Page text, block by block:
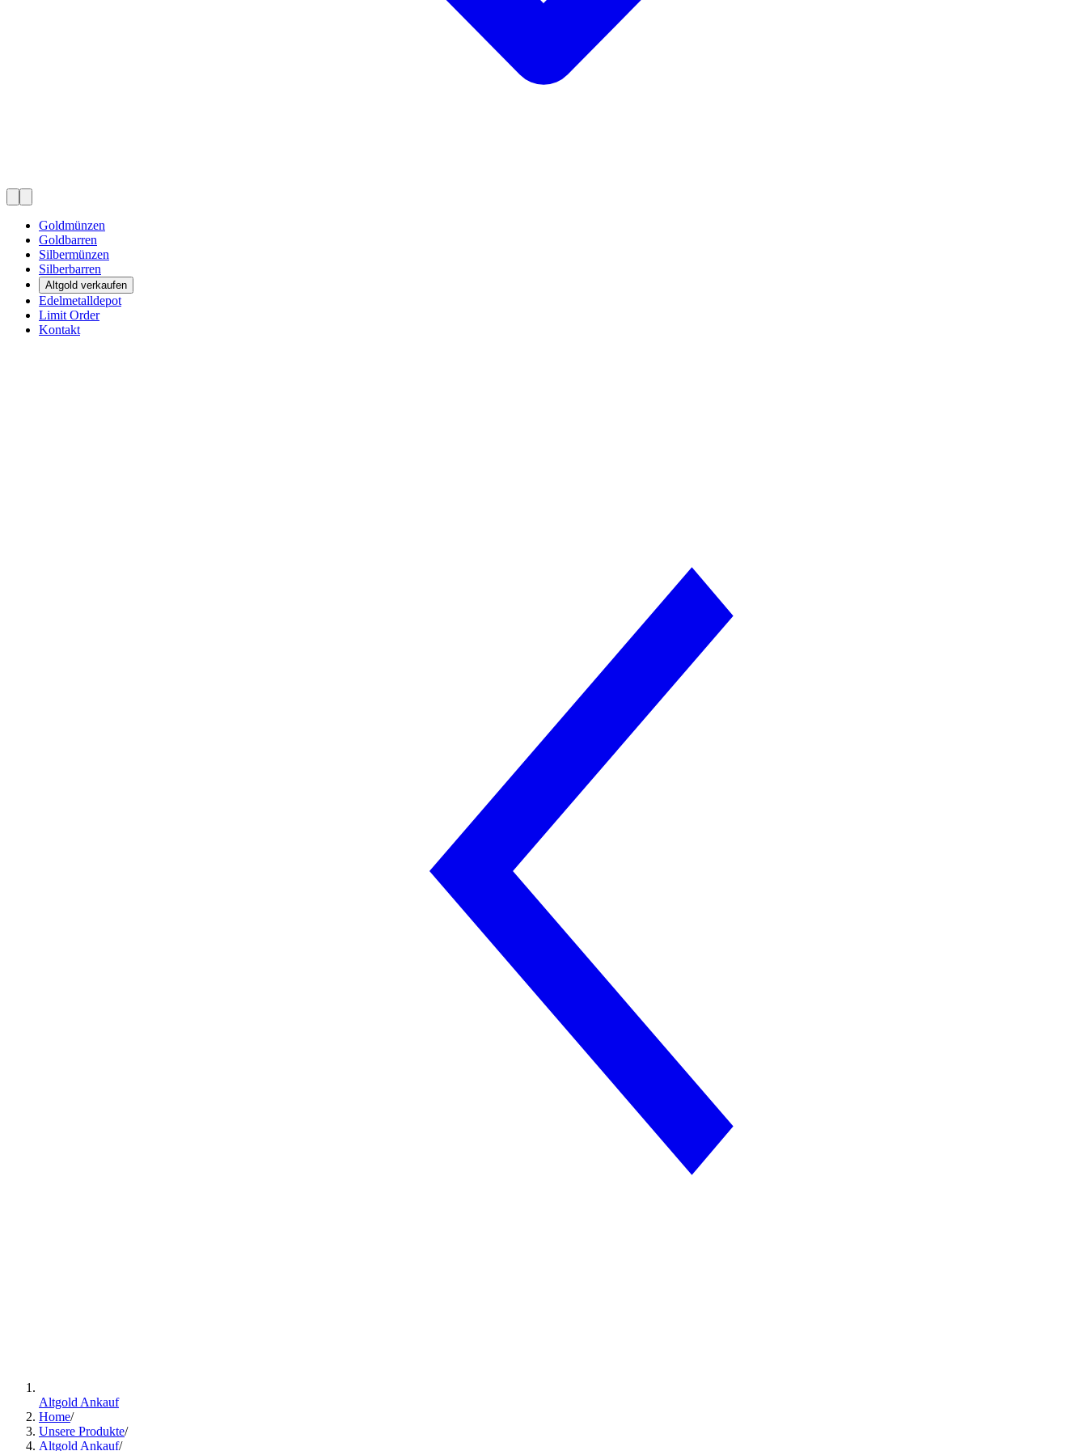
Goldmünzen
Goldbarren
Silbermünzen
Silberbarren
Altgold verkaufen
Edelmetalldepot
Limit Order
Kontakt
Altgold Ankauf
Home/
Unsere Produkte/
Altgold Ankauf/